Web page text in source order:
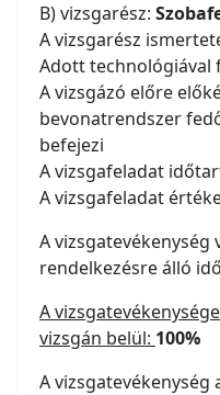
B) vizsgarész:
A vizsgarész
Adott technológiával
A vizsgázó előre
bevonatrendszer
befejezi
A vizsgafeladat
A vizsgafeladat
A vizsgatevékenység
rendelkezésre álló
A
vizsgán belül: 100%
A vizsgatevékenység